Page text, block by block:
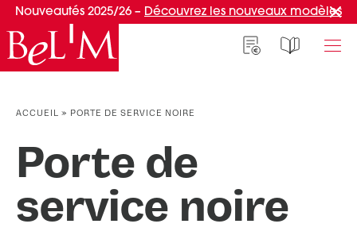
Nouveautés 2025/26 – Découvrez les nouveaux modèles
Portes d’entrée
Portes de service
Portes d’entrée grand trafic
Marquises
Témoignages clients
Idées d'aménagement
Une entrée sur mesure
ACCUEIL » PORTE DE SERVICE NOIRE
Porte de
service noire
Afficher plus de filtres